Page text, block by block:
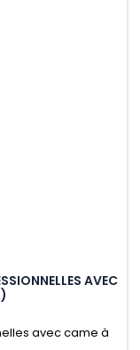
AVEC
avec came à